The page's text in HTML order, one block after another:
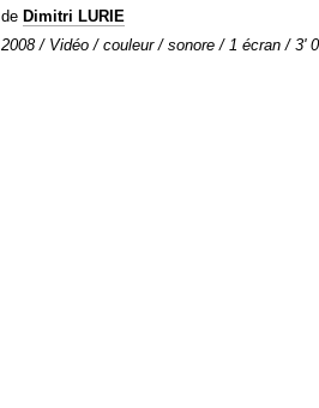
de Dimitri LURIE
2008 / Vidéo / couleur / sonore / 1 écran / 3'